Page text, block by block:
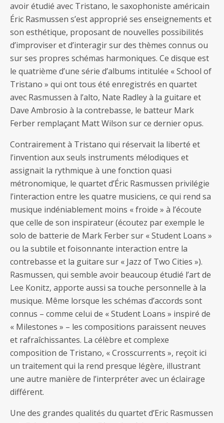
avoir étudié avec Tristano, le saxophoniste américain
Éric Rasmussen s’est approprié ses enseignements et
son esthétique, proposant de nouvelles possibilités
d’improviser et d’interagir sur des thèmes connus ou
sur ses propres schémas harmoniques. Ce disque est
le quatrième d’une série d’albums intitulée « School of
Tristano » qui ont tous été enregistrés en quartet
avec Rasmussen à l’alto, Nate Radley à la guitare et
Dave Ambrosio à la contrebasse, le batteur Mark
Ferber remplaçant Matt Wilson sur ce dernier opus.
Contrairement à Tristano qui réservait la liberté et
l’invention aux seuls instruments mélodiques et
assignait la rythmique à une fonction quasi
métronomique, le quartet d’Éric Rasmussen privilégie
l’interaction entre les quatre musiciens, ce qui rend sa
musique indéniablement moins « froide » à l’écoute
que celle de son inspirateur (écoutez par exemple le
solo de batterie de Mark Ferber sur « Student Loans »
ou la subtile et foisonnante interaction entre la
contrebasse et la guitare sur « Jazz of Two Cities »).
Rasmussen, qui semble avoir beaucoup étudié l’art de
Lee Konitz, apporte aussi sa touche personnelle à la
musique. Même lorsque les schémas d’accords sont
connus – comme celui de « Student Loans » inspiré de
« Milestones » – les compositions paraissent neuves
et rafraîchissantes. La célèbre et complexe
composition de Tristano, « Crosscurrents », reçoit ici
un traitement qui la rend presque légère, illustrant
une autre manière de l’interpréter avec un éclairage
différent.
Une des grandes qualités du quartet d’Eric Rasmussen